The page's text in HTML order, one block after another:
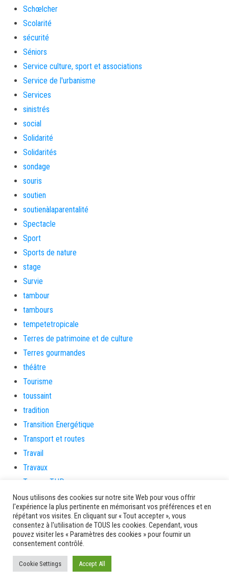
Schœlcher
Scolarité
sécurité
Séniors
Service culture, sport et associations
Service de l'urbanisme
Services
sinistrés
social
Solidarité
Solidarités
sondage
souris
soutien
soutienàlaparentalité
Spectacle
Sport
Sports de nature
stage
Survie
tambour
tambours
tempetetropicale
Terres de patrimoine et de culture
Terres gourmandes
théâtre
Tourisme
toussaint
tradition
Transition Energétique
Transport et routes
Travail
Travaux
Travaux THD
travaux utiles
TSUNAMI
TZCLD
uncategorized
Venir en Martinique
Video
Nous utilisons des cookies sur notre site Web pour vous offrir
l'expérience la plus pertinente en mémorisant vos préférences et en
répétant vos visites. En cliquant sur « Tout accepter », vous
consentez à l'utilisation de TOUS les cookies. Cependant, vous
pouvez visiter les « Paramètres des cookies » pour fournir un
consentement contrôlé.
Cookie Settings Accept All